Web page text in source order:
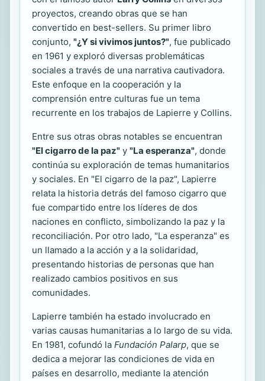
proyectos, creando obras que se han
convertido en best-sellers. Su primer libro
conjunto, "¿Y si vivimos juntos?", fue publicado
en 1961 y exploró diversas problemáticas
sociales a través de una narrativa cautivadora.
Este enfoque en la cooperación y la
comprensión entre culturas fue un tema
recurrente en los trabajos de Lapierre y Collins.
Entre sus otras obras notables se encuentran
"El cigarro de la paz" y "La esperanza", donde
continúa su exploración de temas humanitarios
y sociales. En "El cigarro de la paz", Lapierre
relata la historia detrás del famoso cigarro que
fue compartido entre los líderes de dos
naciones en conflicto, simbolizando la paz y la
reconciliación. Por otro lado, "La esperanza" es
un llamado a la acción y a la solidaridad,
presentando historias de personas que han
realizado cambios positivos en sus
comunidades.
Lapierre también ha estado involucrado en
varias causas humanitarias a lo largo de su vida.
En 1981, cofundó la Fundación Palarp, que se
dedica a mejorar las condiciones de vida en
países en desarrollo, mediante la atención